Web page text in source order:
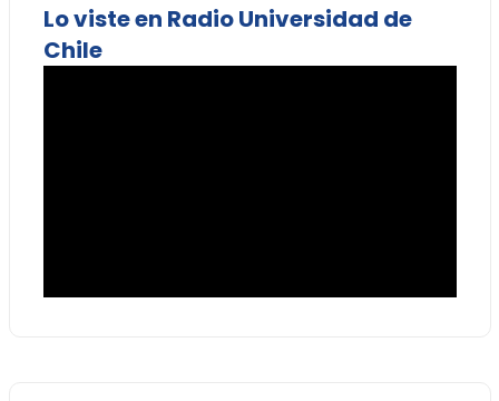
Lo viste en Radio Universidad de
Chile